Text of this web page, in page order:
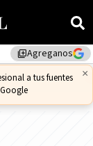
library_addAgreganos